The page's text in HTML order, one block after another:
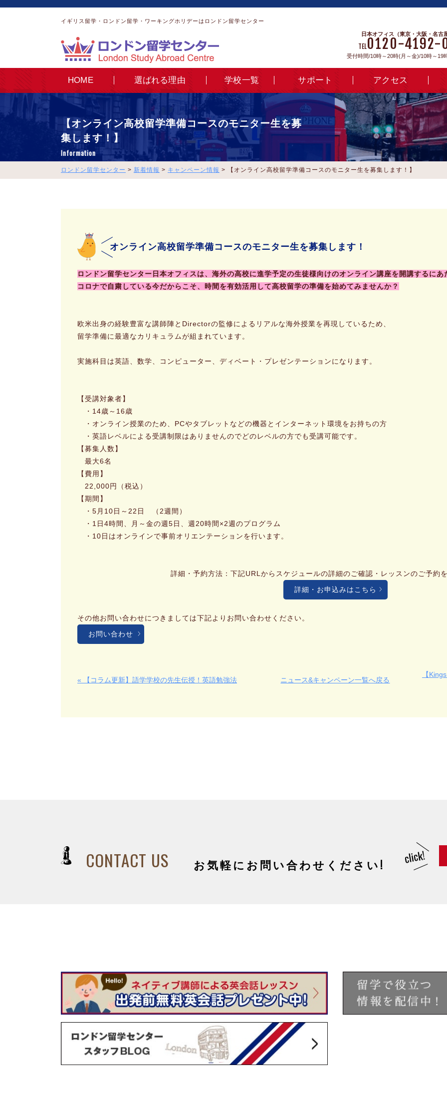
イギリス留学・ロンドン留学・ワーキングホリデーはロンドン留学センター
日本オフィス（東京・大阪・名古
TEL0120-4192-
受付時間/10時～20時(月～金)/10時～19
HOME 選ばれる理由 学校一覧 サポート アクセス
【オンライン高校留学準備コースのモニター生を募
集します！】
Information
ロンドン留学センター > 新着情報 > キャンペーン情報 > 【オンライン高校留学準備コースのモニター生を募集します！】
オンライン高校留学準備コースのモニター生を募集します！
ロンドン留学センター日本オフィスは、海外の高校に進学予定の生徒様向けのオンライン講座を開講するにあ
コロナで自粛している今だからこそ、時間を有効活用して高校留学の準備を始めてみませんか？
欧米出身の経験豊富な講師陣とDirectorの監修によるリアルな海外授業を再現しているため、
留学準備に最適なカリキュラムが組まれています。
実施科目は英語、数学、コンピューター、ディベート・プレゼンテーションになります。
【受講対象者】
・14歳～16歳
・オンライン授業のため、PCやタブレットなどの機器とインターネット環境をお持ちの方
・英語レベルによる受講制限はありませんのでどのレベルの方でも受講可能です。
【募集人数】
最大6名
【費用】
22,000円（税込）
【期間】
・5月10日～22日 （2週間）
・1日4時間、月～金の週5日、週20時間×2週のプログラム
・10日はオンラインで事前オリエンテーションを行います。
詳細・予約方法：下記URLからスケジュールの詳細のご確認・レッスンのご予約を
詳細・お申込みはこちら
その他お問い合わせにつきましては下記よりお問い合わせください。
お問い合わせ
« 【コラム更新】語学学校の先生伝授！英語勉強法 ニュース&キャンペーン一覧へ戻る
【
CONTACT US お気軽にお問い合わせください!